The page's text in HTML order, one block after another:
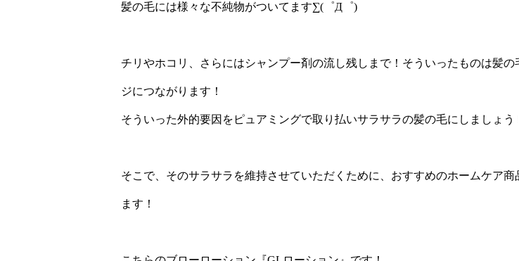
髪の毛には様々な不純物がついてます∑( ゜Д゜)
チリやホコリ、さらにはシャンプー剤の流し残しまで！そういったものは髪の
ジにつながります！
そういった外的要因をピュアミングで取り払いサラサラの髪の毛にしましょう
そこで、そのサラサラを維持させていただくために、おすすめのホームケア商
ます！